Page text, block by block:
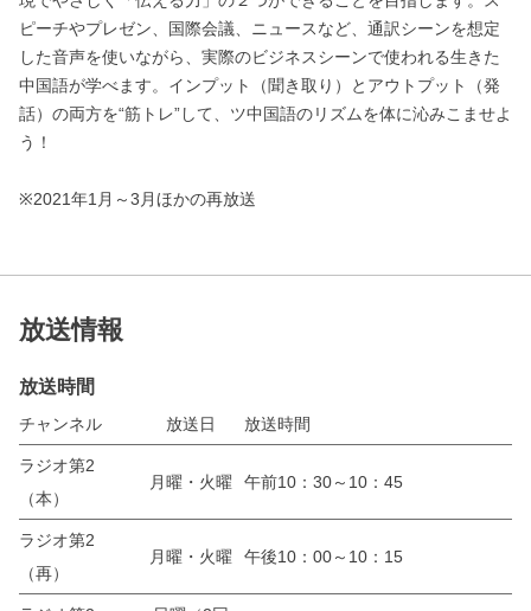
ピーチやプレゼン、国際会議、ニュースなど、通訳シーンを想定
した音声を使いながら、実際のビジネスシーンで使われる生きた
中国語が学べます。インプット（聞き取り）とアウトプット（発
話）の両方を“筋トレ”して、ツ中国語のリズムを体に沁みこませよ
う！
※2021年1月～3月ほかの再放送
放送情報
放送時間
チャンネル 放送日 放送時間
ラジオ第2
（本）
月曜・火曜 午前10：30～10：45
ラジオ第2
（再）
月曜・火曜 午後10：00～10：15